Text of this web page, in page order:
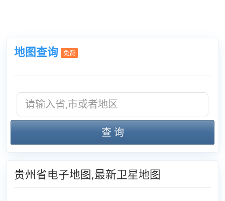
地图查询 免费
查 询
贵州省电子地图,最新卫星地图